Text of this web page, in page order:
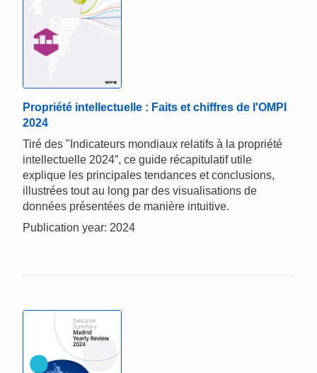
Propriété intellectuelle : Faits et chiffres de l'OMPI
2024
Tiré des "Indicateurs mondiaux relatifs à la propriété
intellectuelle 2024”, ce guide récapitulatif utile
explique les principales tendances et conclusions,
illustrées tout au long par des visualisations de
données présentées de manière intuitive.
Publication year: 2024